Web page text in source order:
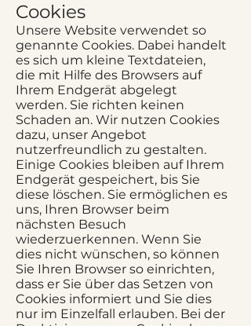
Cookies
Unsere Website verwendet so
genannte Cookies. Dabei handelt
es sich um kleine Textdateien,
die mit Hilfe des Browsers auf
Ihrem Endgerät abgelegt
werden. Sie richten keinen
Schaden an. Wir nutzen Cookies
dazu, unser Angebot
nutzerfreundlich zu gestalten.
Einige Cookies bleiben auf Ihrem
Endgerät gespeichert, bis Sie
diese löschen. Sie ermöglichen es
uns, Ihren Browser beim
nächsten Besuch
wiederzuerkennen. Wenn Sie
dies nicht wünschen, so können
Sie Ihren Browser so einrichten,
dass er Sie über das Setzen von
Cookies informiert und Sie dies
nur im Einzelfall erlauben. Bei der